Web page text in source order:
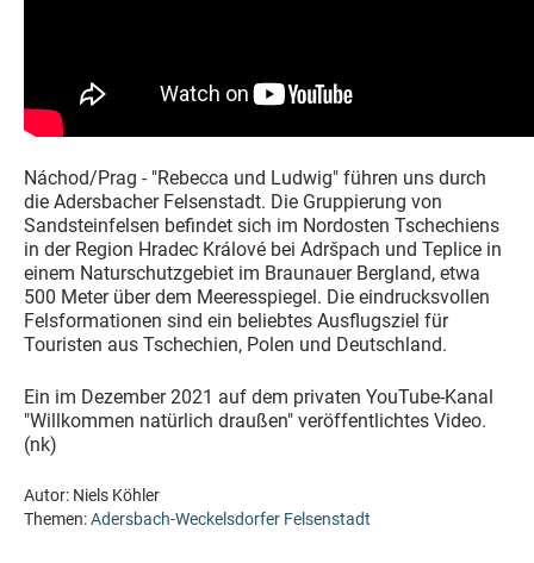
Náchod/Prag - "Rebecca und Ludwig" führen uns durch
die Adersbacher Felsenstadt. Die Gruppierung von
Sandsteinfelsen befindet sich im Nordosten Tschechiens
in der Region Hradec Králové bei Adršpach und Teplice in
einem Naturschutzgebiet im Braunauer Bergland, etwa
500 Meter über dem Meeresspiegel. Die eindrucksvollen
Felsformationen sind ein beliebtes Ausflugsziel für
Touristen aus Tschechien, Polen und Deutschland.
Ein im Dezember 2021 auf dem privaten YouTube-Kanal
"Willkommen natürlich draußen" veröffentlichtes Video.
(nk)
Autor: Niels Köhler
Themen:Adersbach-Weckelsdorfer Felsenstadt